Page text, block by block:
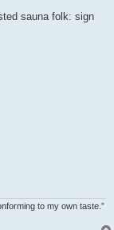
sauna folk: sign
to my own taste.”